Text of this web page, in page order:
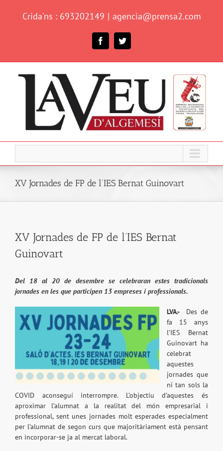
Crida'ns : 693202149 | agencia@prensa2.com
FacebookTwitter
XV Jornades de FP de l’IES Bernat Guinovart
XV Jornades de FP de l’IES Bernat
Guinovart
Del 18 al 20 de desembre se celebraran estes tradicionals
jornades en les que participen 13 empreses i professionals.
LVA.-
Des de
fa 15 anys
l’IES Bernat
Guinovart ha
celebrat
aquestes
jornades que
ni tan sols la
COVID aconseguí interrompre. L’objectiu d’aquestes és
aproximar l’alumnat a la realitat del món empresarial i
professional, sent unes jornades molt esperades especialment
per l’alumnat de segon curs que majoritàriament està pensant
en incorporar-se ja al mercat laboral.